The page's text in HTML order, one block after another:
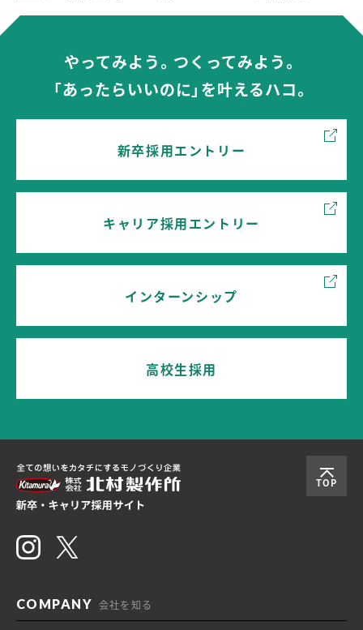
やってみよう。つくってみよう。
「あったらいいのに」を叶えるハコ。
新卒採用エントリー
キャリア採用エントリー
インターンシップ
高校生採用
会社を知る
TOP